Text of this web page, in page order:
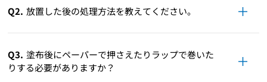
Q2. 放置した後の処理方法を教えてください。
Q3. 塗布後にペーパーで押さえたりラップで巻いた
りする必要がありますか？